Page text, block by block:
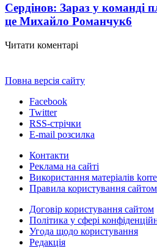
Сердінов: Зараз у команді
це Михайло Романчук6
Читати коментарі
Повна версія сайту
Facebook
Twitter
RSS-стрічки
E-mail розсилка
Контакти
Реклама на сайті
Використання матеріалів
Правила користування сайтом
Договір користування сайтом
Політика у сфері
Угода щодо користування
Редакція